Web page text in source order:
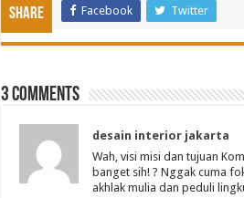
Share Facebook Twitter
3 comments
desain interior jakarta
Wah, visi misi dan tujuan
banget sih! ? Nggak cuma
akhlak mulia dan peduli